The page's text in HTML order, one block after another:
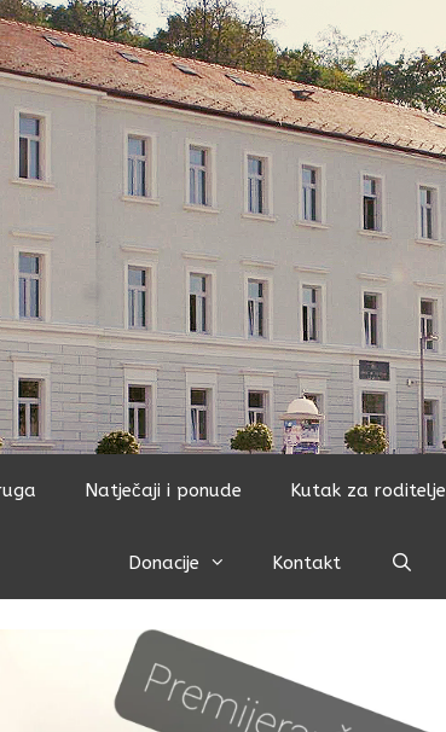
Natječaji i ponude Kutak za roditelje
Donacije Kontakt